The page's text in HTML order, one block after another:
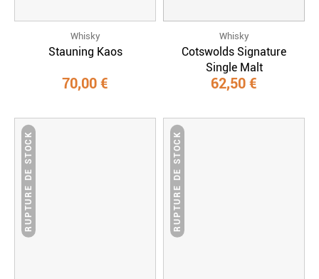
Whisky
Stauning Kaos
70,00 €
Whisky
Cotswolds Signature
Single Malt
62,50 €
RUPTURE DE STOCK RUPTURE DE STOCK